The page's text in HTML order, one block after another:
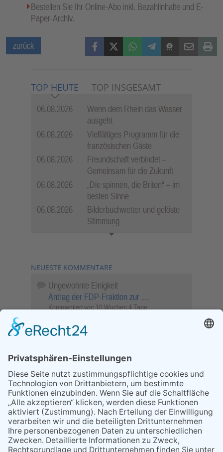
Bestellen Sie Ihr Online-Abo inkl. Bezahlinhalte und E-
Paper-Archiv.
zurück FacebookX (Twitter)WhatsAppTelegramThreemaMail Print
TOP HEUTE TOP INSGESAMT
06.08.2026
Wenn dem Rhein das Wasser
ausgeht
06.08.2026
Vielfältiges Programm für die
französischen Gäste
06.08.2026
Freundschaft verbindet –
Gemeinsam für die Zukunft
06.08.2026
„Die spinnen, die Briten“ – im
besten Sinne
06.08.2026
Bilderbuchwetter und gelöste
Stimmung
NEUESTE KOMMENTARE
Ungewohnte Einigkeit
Antrag der FDP-Fraktion zur …
Kommentiert vor: 10 Wochen 4 Tage
Objekt …
Kommentiert vor: 25 Wochen 6 Tage
Sperrung für Wassersportler schlägt hohe
Wellen
Sperrung der Stillgewässer
Kommentiert vor:1 Jahr 50 Wochen
Literarischer Rückblick
Alte Schule
Kommentiert vor:3 Jahre 18 Wochen
Abschaltung der Straßenbeleuchtung